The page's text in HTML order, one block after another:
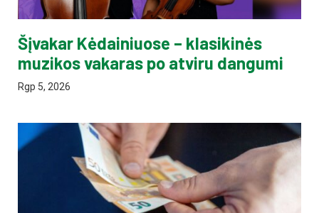
Šįvakar Kėdainiuose – klasikinės
muzikos vakaras po atviru dangumi
Rgp 5, 2026